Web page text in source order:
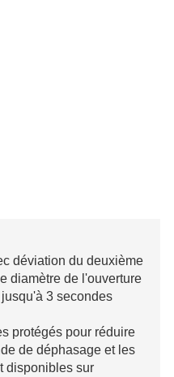
déviation du deuxième
diamètre de l'ouverture
3 secondes
protégés pour réduire
de déphasage et les
disponibles sur